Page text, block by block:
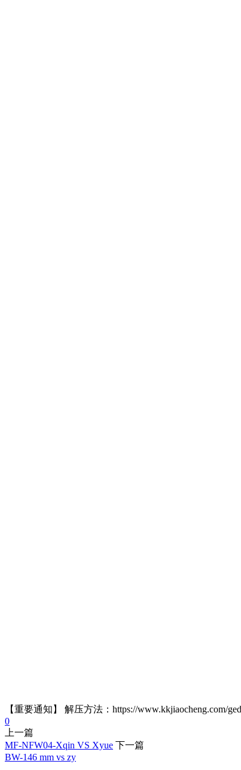
【重要通知】 解压方法：https://www.kkjiaocheng.com/
0
上一篇
MF-NFW04-Xqin VS Xyue 下一篇
BW-146 mm vs zy